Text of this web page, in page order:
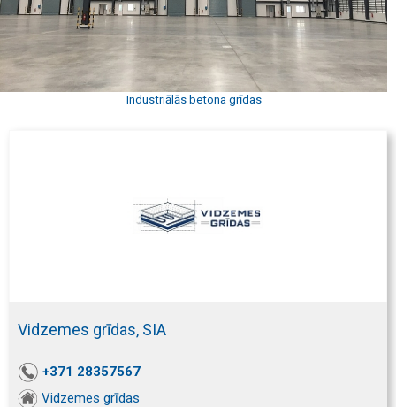
Industriālās betona grīdas
Vidzemes grīdas, SIA
+371 28357567
Vidzemes grīdas